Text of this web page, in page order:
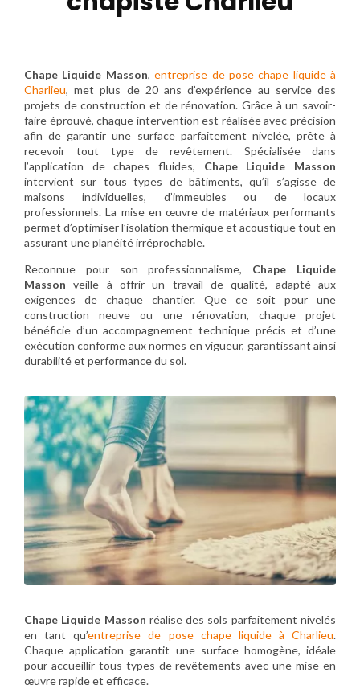
Chape Liquide Masson,entreprise de pose chape liquide à
Charlieu, met plus de 20 ans d’expérience au service des
projets de construction et de rénovation. Grâce à un savoir-
faire éprouvé, chaque intervention est réalisée avec précision
afin de garantir une surface parfaitement nivelée, prête à
recevoir tout type de revêtement. Spécialisée dans
l’application de chapes fluides, Chape Liquide Masson
intervient sur tous types de bâtiments, qu’il s’agisse de
maisons individuelles, d’immeubles ou de locaux
professionnels. La mise en œuvre de matériaux performants
permet d’optimiser l’isolation thermique et acoustique tout en
assurant une planéité irréprochable.
Reconnue pour son professionnalisme, Chape Liquide
Masson veille à offrir un travail de qualité, adapté aux
exigences de chaque chantier. Que ce soit pour une
construction neuve ou une rénovation, chaque projet
bénéficie d’un accompagnement technique précis et d’une
exécution conforme aux normes en vigueur, garantissant ainsi
durabilité et performance du sol.
Chape Liquide Masson réalise des sols parfaitement nivelés
en tant qu’entreprise de pose chape liquide à Charlieu.
Chaque application garantit une surface homogène, idéale
pour accueillir tous types de revêtements avec une mise en
œuvre rapide et efficace.